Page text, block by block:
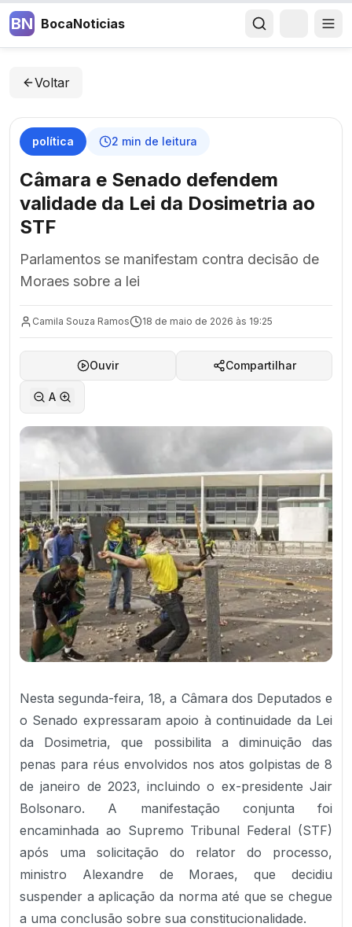
BN BocaNoticias
Voltar
política 2 min de leitura
Câmara e Senado defendem
validade da Lei da Dosimetria ao
STF
Parlamentos se manifestam contra decisão de
Moraes sobre a lei
Camila Souza Ramos 18 de maio de 2026 às 19:25
Ouvir Compartilhar
A
Nesta segunda-feira, 18, a Câmara dos Deputados e
o Senado expressaram apoio à continuidade da Lei
da Dosimetria, que possibilita a diminuição das
penas para réus envolvidos nos atos golpistas de 8
de janeiro de 2023, incluindo o ex-presidente Jair
Bolsonaro. A manifestação conjunta foi
encaminhada ao Supremo Tribunal Federal (STF)
após uma solicitação do relator do processo,
ministro Alexandre de Moraes, que decidiu
suspender a aplicação da norma até que se chegue
a uma conclusão sobre sua constitucionalidade.